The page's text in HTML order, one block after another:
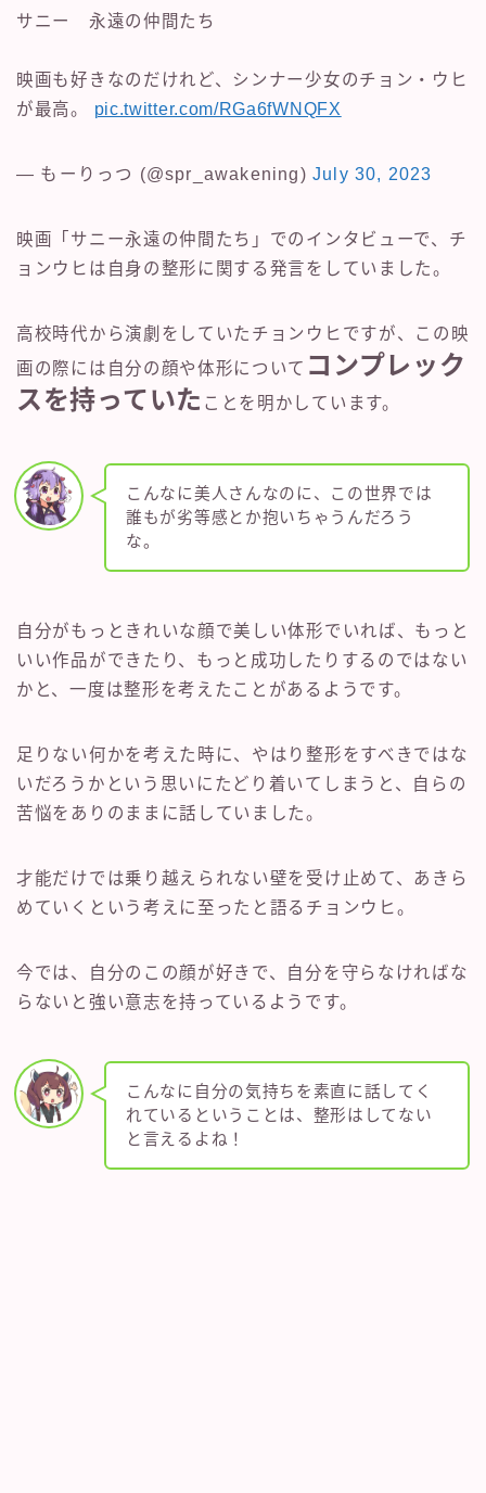
サニー 永遠の仲間たち
映画も好きなのだけれど、シンナー少女のチョン・ウヒ
が最高。 pic.twitter.com/RGa6fWNQFX
— もーりっつ (@spr_awakening) July 30, 2023
映画「サニー永遠の仲間たち」でのインタビューで、チ
ョンウヒは自身の整形に関する発言をしていました。
高校時代から演劇をしていたチョンウヒですが、この映
画の際には自分の顔や体形について コンプレック
スを持っていた ことを明かしています。
こんなに美人さんなのに、この世界では
誰もが劣等感とか抱いちゃうんだろう
な。
自分がもっときれいな顔で美しい体形でいれば、もっと
いい作品ができたり、もっと成功したりするのではない
かと、一度は整形を考えたことがあるようです。
足りない何かを考えた時に、やはり整形をすべきではな
いだろうかという思いにたどり着いてしまうと、自らの
苦悩をありのままに話していました。
才能だけでは乗り越えられない壁を受け止めて、あきら
めていくという考えに至ったと語るチョンウヒ。
今では、自分のこの顔が好きで、自分を守らなければな
らないと強い意志を持っているようです。
こんなに自分の気持ちを素直に話してく
れているということは、整形はしてない
と言えるよね！